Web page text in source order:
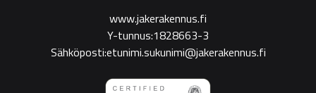
www.jakerakennus.fi
Y-tunnus:1828663-3
Sähköposti:etunimi.sukunimi@jakerakennus.fi